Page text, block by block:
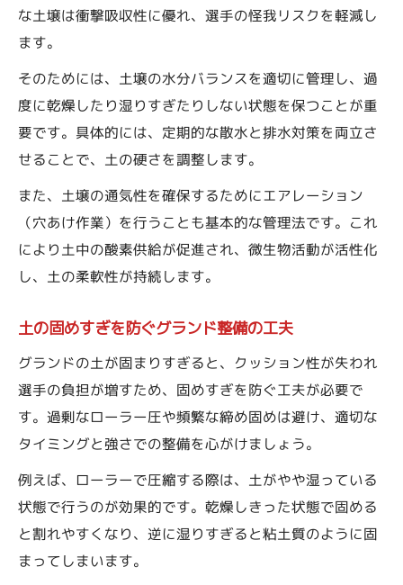
ローラー選びが左右するグランド整備の仕
自作器具の活用とグランド整備での注意点
土の柔軟性に適したグランド整備用具のポ
イント
グラウンドの柔軟性維持に役立つ整備法
グランド整備で土の弾力を引き出す実践テ
クニック
選手の安全を意識した柔軟なグランド整備
法
方法
でこぼこを防ぐグランド整備の具体的ステ
ップ
整備頻度で変わるグランドの柔軟性と維持
法
現場で実践するグランド整備の運用手順
グランド整備の基本手順と効率アップのコ
ツ
ローラーやトンボを活用した整備の流れ
な土壌は衝撃吸収性に優れ、選手の怪我リスクを軽減し
ます。
そのためには、土壌の水分バランスを適切に管理し、過
度に乾燥したり湿りすぎたりしない状態を保つことが重
要です。具体的には、定期的な散水と排水対策を両立さ
せることで、土の硬さを調整します。
また、土壌の通気性を確保するためにエアレーション
（穴あけ作業）を行うことも基本的な管理法です。これ
により土中の酸素供給が促進され、微生物活動が活性化
し、土の柔軟性が持続します。
土の固めすぎを防ぐグランド整備の工夫
グランドの土が固まりすぎると、クッション性が失われ
選手の負担が増すため、固めすぎを防ぐ工夫が必要で
す。過剰なローラー圧や頻繁な締め固めは避け、適切な
タイミングと強さでの整備を心がけましょう。
例えば、ローラーで圧縮する際は、土がやや湿っている
状態で行うのが効果的です。乾燥しきった状態で固める
と割れやすくなり、逆に湿りすぎると粘土質のように固
まってしまいます。